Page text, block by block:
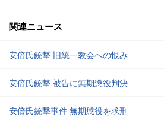
関連ニュース
安倍氏銃撃 旧統一教会への恨み
安倍氏銃撃 被告に無期懲役判決
安倍氏銃撃事件 無期懲役を求刑